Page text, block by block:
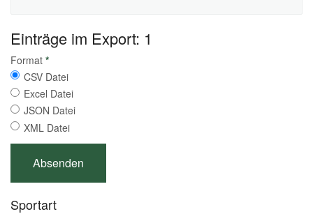
Einträge im Export: 1
Format *
CSV Datei
Excel Datei
JSON Datei
XML Datei
Sportart